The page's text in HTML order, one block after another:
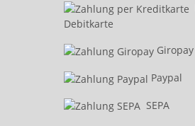
Debitkarte
Giropay
Paypal
SEPA